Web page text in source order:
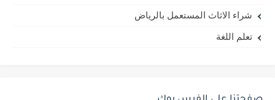
شراء الاثاث المستعمل بالرياض
تعلم اللغة